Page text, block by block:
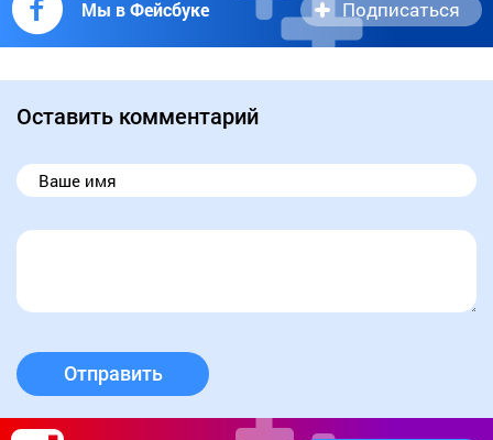
Мы в Фейсбуке Подписаться
Оставить комментарий
Отправить